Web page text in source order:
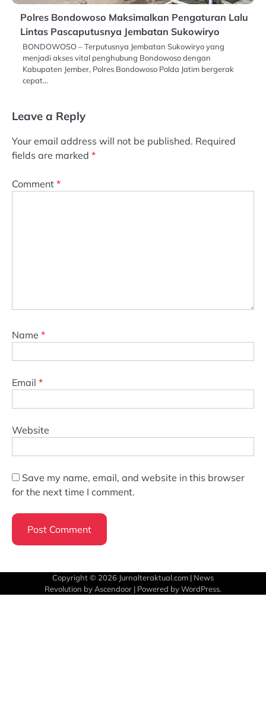
Polres Bondowoso Maksimalkan Pengaturan Lalu
Lintas Pascaputusnya Jembatan Sukowiryo
BONDOWOSO – Terputusnya Jembatan Sukowiryo yang
menjadi akses vital penghubung Bondowoso dengan
Kabupaten Jember, Polres Bondowoso Polda Jatim bergerak
cepat…
Leave a Reply
Your email address will not be published. Required
fields are marked *
Comment *
Name *
Email *
Website
Save my name, email, and website in this browser
for the next time I comment.
Copyright © 2026 Jurnalteraktual.com | News
Revolution by Ascendoor | Powered byWordPress.